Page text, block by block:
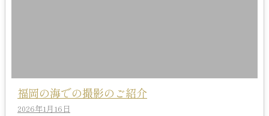
福岡の海での撮影のご紹介
2026年1月16日